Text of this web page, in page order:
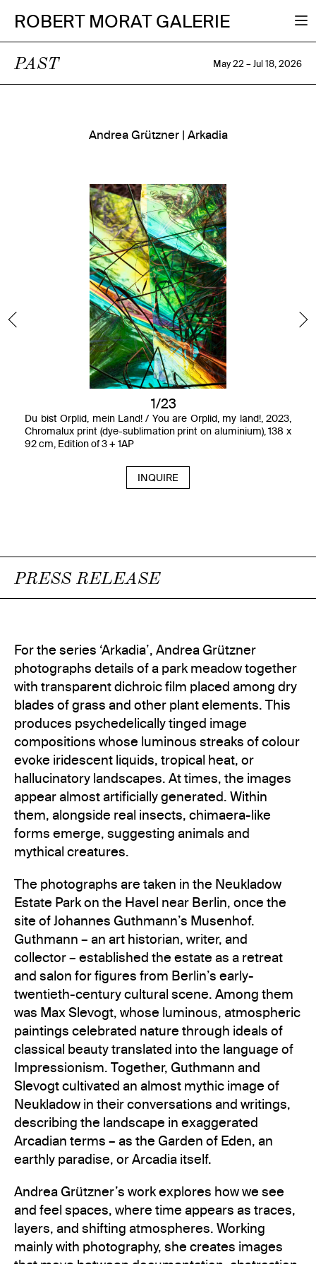
ROBERT MORAT GALERIE
PAST May 22 – Jul 18, 2026
Andrea Grützner | Arkadia
Du bist Orplid, mein Land! / You are Orplid, my land!, 2023,
Chromalux print (dye-sublimation print on aluminium), 138 x
92 cm, Edition of 3 + 1AP
1/23
INQUIRE
PRESS RELEASE
For the series ‘Arkadia’, Andrea Grützner
photographs details of a park meadow together
with transparent dichroic film placed among dry
blades of grass and other plant elements. This
produces psychedelically tinged image
compositions whose luminous streaks of colour
evoke iridescent liquids, tropical heat, or
hallucinatory landscapes. At times, the images
appear almost artificially generated. Within
them, alongside real insects, chimaera-like
forms emerge, suggesting animals and
mythical creatures.
The photographs are taken in the Neukladow
Estate Park on the Havel near Berlin, once the
site of Johannes Guthmann’s Musenhof.
Guthmann – an art historian, writer, and
collector – established the estate as a retreat
and salon for figures from Berlin’s early-
twentieth-century cultural scene. Among them
was Max Slevogt, whose luminous, atmospheric
paintings celebrated nature through ideals of
classical beauty translated into the language of
Impressionism. Together, Guthmann and
Slevogt cultivated an almost mythic image of
Neukladow in their conversations and writings,
describing the landscape in exaggerated
Arcadian terms – as the Garden of Eden, an
earthly paradise, or Arcadia itself.
Andrea Grützner’s work explores how we see
and feel spaces, where time appears as traces,
layers, and shifting atmospheres. Working
mainly with photography, she creates images